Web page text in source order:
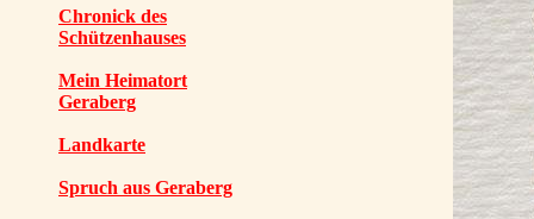
Chronick des
Schützenhauses
Mein Heimatort
Geraberg
Landkarte
Spruch aus Geraberg